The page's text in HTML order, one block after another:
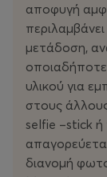
αποφυγή
μετάδοση,
υλικού για
στους
selfie –stick
διανομή